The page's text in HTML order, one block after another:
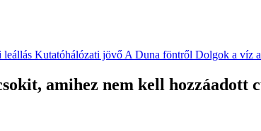
leállás Kutatóhálózati jövő A Duna föntről Dolgok a víz
amihez nem kell hozzáadott